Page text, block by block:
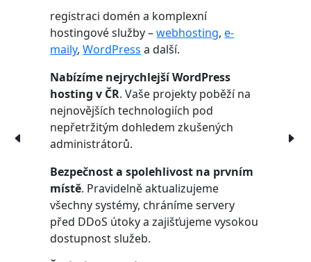
registraci domén a komplexní
hostingové služby –webhosting,e-
maily,WordPress a další.
Nabízíme nejrychlejší WordPress
hosting v ČR. Vaše projekty poběží na
nejnovějších technologiích pod
nepřetržitým dohledem zkušených
administrátorů.
Bezpečnost a spolehlivost na prvním
místě. Pravidelně aktualizujeme
všechny systémy, chráníme servery
před DDoS útoky a zajišťujeme vysokou
dostupnost služeb.